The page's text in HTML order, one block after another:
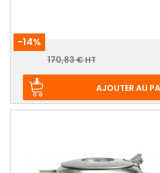
-14%
Prix
Prix
170,83 € HT
AJOUTER AU